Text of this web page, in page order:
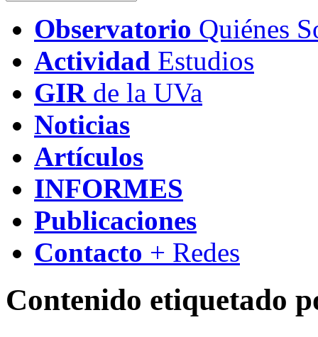
Observatorio Quiénes
Actividad Estudios
GIRde la UVa
Noticias
Artículos
INFORMES
Publicaciones
Contacto + Redes
Contenido etiquetado